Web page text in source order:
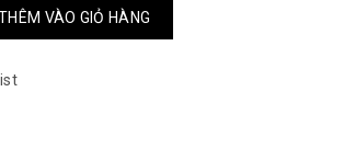
135.000₫.
Giả Gỗ MSW 1005 số lượng
VÀO GIỎ HÀNG